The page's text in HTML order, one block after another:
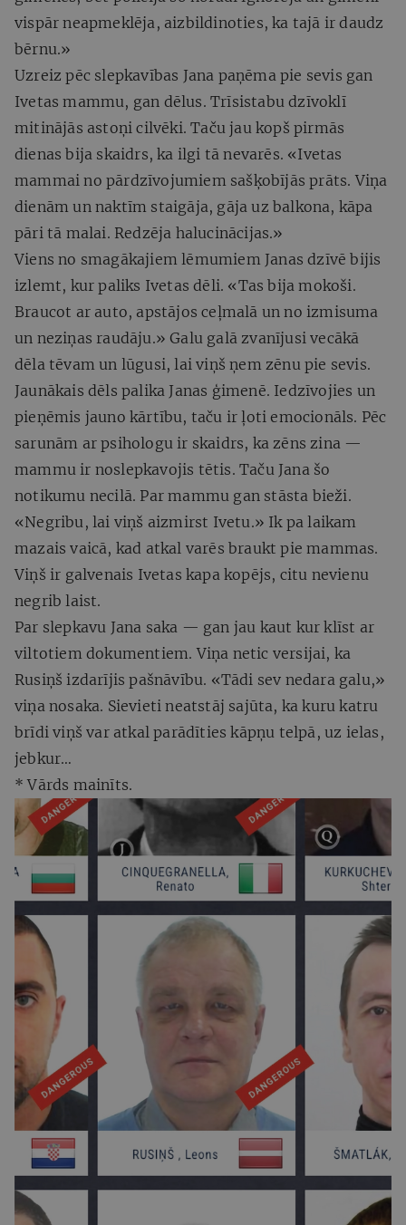
vispār neapmeklēja, aizbildinoties, ka tajā ir daudz
bērnu.»
Uzreiz pēc slepkavības Jana paņēma pie sevis gan
Ivetas mammu, gan dēlus. Trīsistabu dzīvoklī
mitinājās astoņi cilvēki. Taču jau kopš pirmās
dienas bija skaidrs, ka ilgi tā nevarēs. «Ivetas
mammai no pārdzīvojumiem sašķobījās prāts. Viņa
dienām un naktīm staigāja, gāja uz balkona, kāpa
pāri tā malai. Redzēja halucinācijas.»
Viens no smagākajiem lēmumiem Janas dzīvē bijis
izlemt, kur paliks Ivetas dēli. «Tas bija mokoši.
Braucot ar auto, apstājos ceļmalā un no izmisuma
un neziņas raudāju.» Galu galā zvanījusi vecākā
dēla tēvam un lūgusi, lai viņš ņem zēnu pie sevis.
Jaunākais dēls palika Janas ģimenē. Iedzīvojies un
pieņēmis jauno kārtību, taču ir ļoti emocionāls. Pēc
sarunām ar psihologu ir skaidrs, ka zēns zina —
mammu ir noslepkavojis tētis. Taču Jana šo
notikumu necilā. Par mammu gan stāsta bieži.
«Negribu, lai viņš aizmirst Ivetu.» Ik pa laikam
mazais vaicā, kad atkal varēs braukt pie mammas.
Viņš ir galvenais Ivetas kapa kopējs, citu nevienu
negrib laist.
Par slepkavu Jana saka — gan jau kaut kur klīst ar
viltotiem dokumentiem. Viņa netic versijai, ka
Rusiņš izdarījis pašnāvību. «Tādi sev nedara galu,»
viņa nosaka. Sievieti neatstāj sajūta, ka kuru katru
brīdi viņš var atkal parādīties kāpņu telpā, uz ielas,
jebkur…
* Vārds mainīts.